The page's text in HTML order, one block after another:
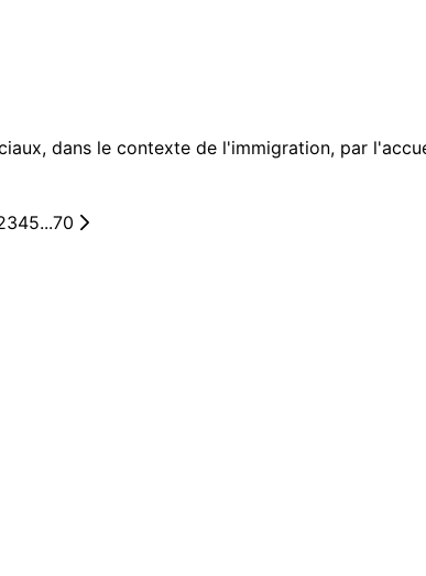
dans le contexte de l'immigration, par
345...70